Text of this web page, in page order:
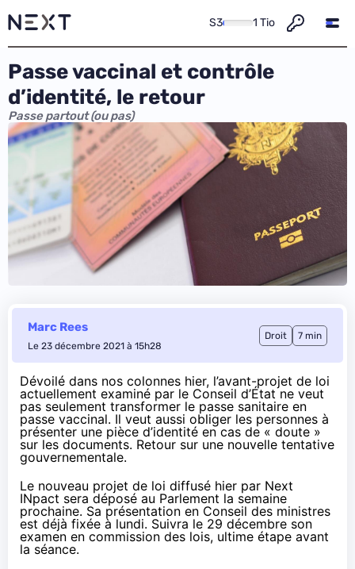
S3 1 Tio
Passe vaccinal et contrôle
d’identité, le retour
Passe partout (ou pas)
Marc Rees
Le 23 décembre 2021 à 15h28
Droit 7 min
Dévoilé dans nos colonnes hier, l’avant-projet de loi
actuellement examiné par le Conseil d’État ne veut
pas seulement transformer le passe sanitaire en
passe vaccinal. Il veut aussi obliger les personnes à
présenter une pièce d’identité en cas de « doute »
sur les documents. Retour sur une nouvelle tentative
gouvernementale.
Le nouveau projet de loi diffusé hier par Next
INpact sera déposé au Parlement la semaine
prochaine. Sa présentation en Conseil des ministres
est déjà fixée à lundi. Suivra le 29 décembre son
examen en commission des lois, ultime étape avant
la séance.